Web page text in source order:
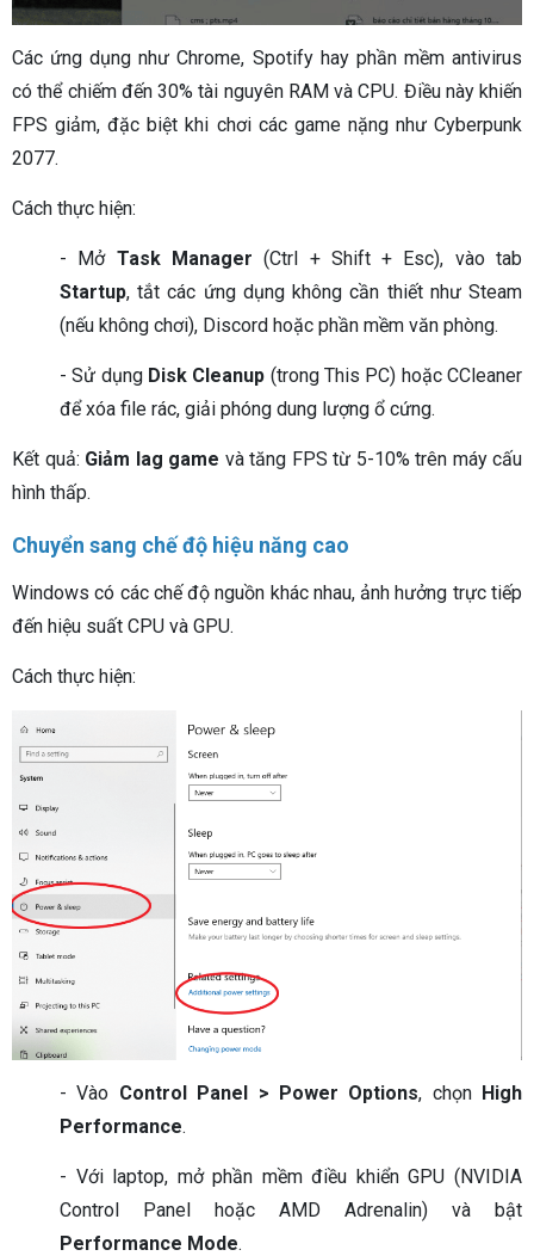
Các ứng dụng như Chrome, Spotify hay phần mềm antivirus
có thể chiếm đến 30% tài nguyên RAM và CPU. Điều này khiến
FPS giảm, đặc biệt khi chơi các game nặng như Cyberpunk
2077.
Cách thực hiện:
- Mở Task Manager (Ctrl + Shift + Esc), vào tab
Startup, tắt các ứng dụng không cần thiết như Steam
(nếu không chơi), Discord hoặc phần mềm văn phòng.
- Sử dụng Disk Cleanup (trong This PC) hoặc CCleaner
để xóa file rác, giải phóng dung lượng ổ cứng.
Kết quả: Giảm lag game và tăng FPS từ 5-10% trên máy cấu
hình thấp.
Chuyển sang chế độ hiệu năng cao
Windows có các chế độ nguồn khác nhau, ảnh hưởng trực tiếp
đến hiệu suất CPU và GPU.
Cách thực hiện:
- Vào Control Panel > Power Options, chọn High
Performance.
- Với laptop, mở phần mềm điều khiển GPU (NVIDIA
Control Panel hoặc AMD Adrenalin) và bật
Performance Mode.